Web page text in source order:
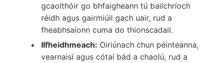
gcaolthóir go bhfaigheann tú bailchríoch
réidh agus gairmiúil gach uair, rud a
fheabhsaíonn cuma do thionscadail.
Ilfheidhmeach: Oiriúnach chun péinteanna,
vearnaisí agus cótaí bád a chaolú, rud a